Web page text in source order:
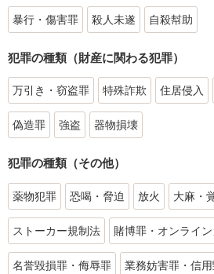
暴行・傷害罪 殺人未遂 自殺幇助
犯罪の種類（財産に関わる犯罪）
万引き・窃盗罪 特殊詐欺 住居侵入
偽造罪 強盗 器物損壊
犯罪の種類（その他）
薬物犯罪 恐喝・脅迫 放火 大麻・
ストーカー規制法 賭博罪・オンライ
名誉毀損罪・侮辱罪 業務妨害罪・信